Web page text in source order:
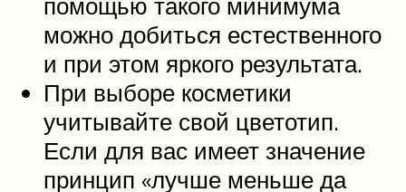
можно добиться естественного
и при этом яркого результата.
При выборе косметики
учитывайте свой цветотип.
Если для вас имеет значение
принцип «лучше меньше да